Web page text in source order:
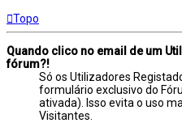
Topo
Quando clico no email de um
fórum?!
Só os Utilizadores
formulário exclusivo do
ativada). Isso evita o uso
Visitantes.